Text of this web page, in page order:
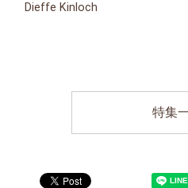
Dieffe Kinloch
特集